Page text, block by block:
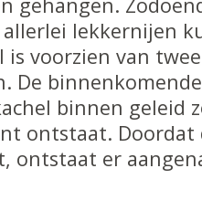
gehangen.
lekkernijen
is voorzien van twee
De
binnen geleid
ontstaat. Doordat
ontstaat er